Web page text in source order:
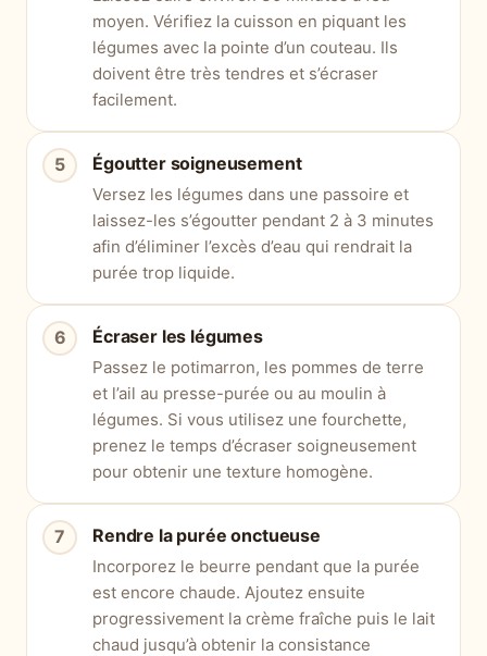
moyen. Vérifiez la cuisson en piquant les
légumes avec la pointe d’un couteau. Ils
doivent être très tendres et s’écraser
facilement.
Égoutter soigneusement
Versez les légumes dans une passoire et
laissez-les s’égoutter pendant 2 à 3 minutes
afin d’éliminer l’excès d’eau qui rendrait la
purée trop liquide.
Écraser les légumes
Passez le potimarron, les pommes de terre
et l’ail au presse-purée ou au moulin à
légumes. Si vous utilisez une fourchette,
prenez le temps d’écraser soigneusement
pour obtenir une texture homogène.
Rendre la purée onctueuse
Incorporez le beurre pendant que la purée
est encore chaude. Ajoutez ensuite
progressivement la crème fraîche puis le lait
chaud jusqu’à obtenir la consistance